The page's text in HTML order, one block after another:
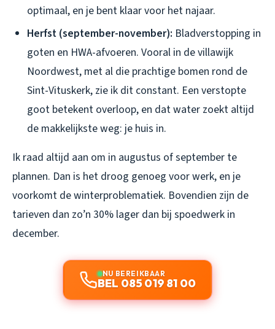
optimaal, en je bent klaar voor het najaar.
Herfst (september-november): Bladverstopping in
goten en HWA-afvoeren. Vooral in de villawijk
Noordwest, met al die prachtige bomen rond de
Sint-Vituskerk, zie ik dit constant. Een verstopte
goot betekent overloop, en dat water zoekt altijd
de makkelijkste weg: je huis in.
Ik raad altijd aan om in augustus of september te
plannen. Dan is het droog genoeg voor werk, en je
voorkomt de winterproblematiek. Bovendien zijn de
tarieven dan zo’n 30% lager dan bij spoedwerk in
december.
NU BEREIKBAAR
BEL 085 019 81 00